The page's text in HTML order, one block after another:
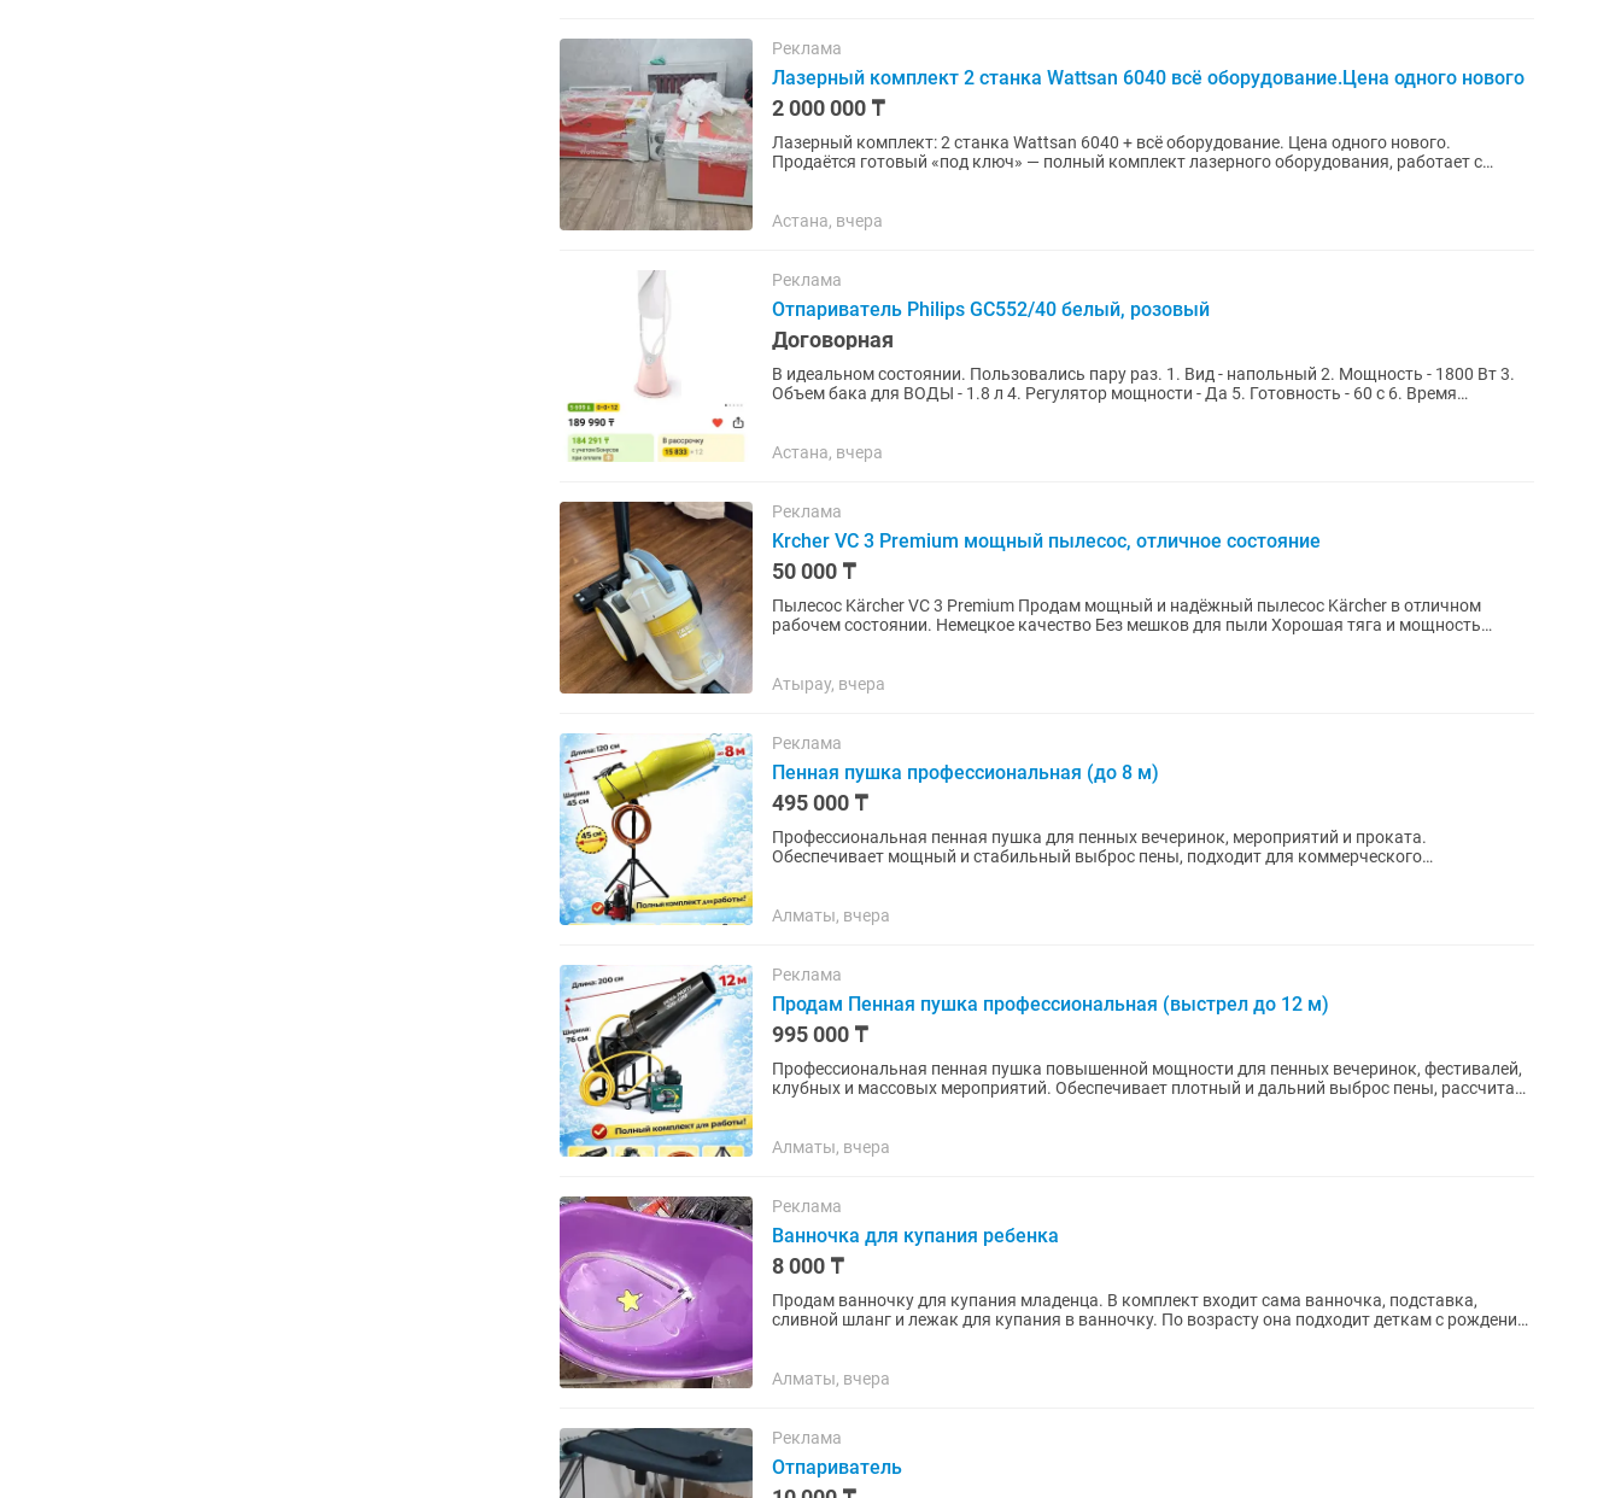
Реклама
Лазерный комплект 2 станка Wattsan 6040 всё оборудование.Цена одного нового
2 000 000 ₸
Лазерный комплект: 2 станка Wattsan 6040 + всё оборудование. Цена одного нового.
Продаётся готовый «под ключ» — полный комплект лазерного оборудования, работает с
Астана, вчера
Реклама
Отпариватель Philips GC552/40 белый, розовый
Договорная
В идеальном состоянии. Пользовались пару раз. 1. Вид - напольный 2. Мощность - 1800 Вт 3.
Объем бака для ВОДЫ - 1.8 л 4. Регулятор мощности - Да 5. Готовность - 60 с 6. Время
Астана, вчера
Реклама
Krcher VC 3 Premium мощный пылесос, отличное состояние
50 000 ₸
Пылесос Kärcher VC 3 Premium Продам мощный и надёжный пылесос Kärcher в отличном
рабочем состоянии. Немецкое качество Без мешков для пыли Хорошая тяга и мощность
Атырау, вчера
Реклама
Пенная пушка профессиональная (до 8 м)
495 000 ₸
Профессиональная пенная пушка для пенных вечеринок, мероприятий и проката.
Обеспечивает мощный и стабильный выброс пены, подходит для коммерческого
Алматы, вчера
Реклама
Продам Пенная пушка профессиональная (выстрел до 12 м)
995 000 ₸
Профессиональная пенная пушка повышенной мощности для пенных вечеринок, фестивалей,
клубных и массовых мероприятий. Обеспечивает плотный и дальний выброс пены, рассчитана
Алматы, вчера
Реклама
Ванночка для купания ребенка
8 000 ₸
Продам ванночку для купания младенца. В комплект входит сама ванночка, подставка,
сливной шланг и лежак для купания в ванночку. По возрасту она подходит деткам с рождения
Алматы, вчера
Реклама
Отпариватель